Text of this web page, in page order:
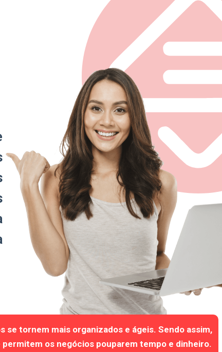
se tornem mais organizados e ágeis. Sendo assim,
os negócios pouparem tempo e dinheiro.